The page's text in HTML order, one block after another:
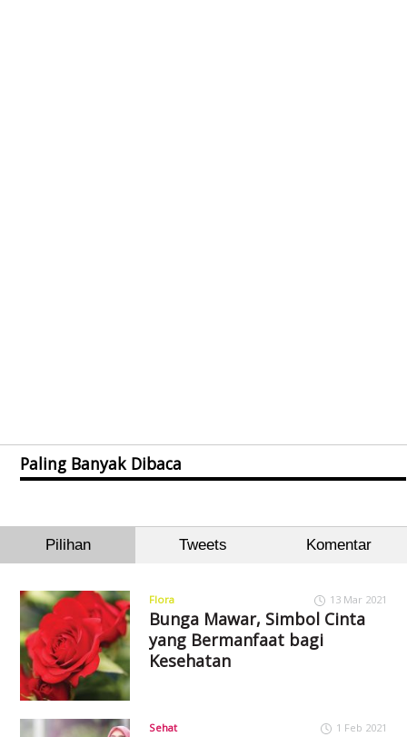
Paling Banyak Dibaca
Pilihan Tweets Komentar
Flora 13 Mar 2021
Bunga Mawar, Simbol Cinta
yang Bermanfaat bagi
Kesehatan
Sehat 1 Feb 2021